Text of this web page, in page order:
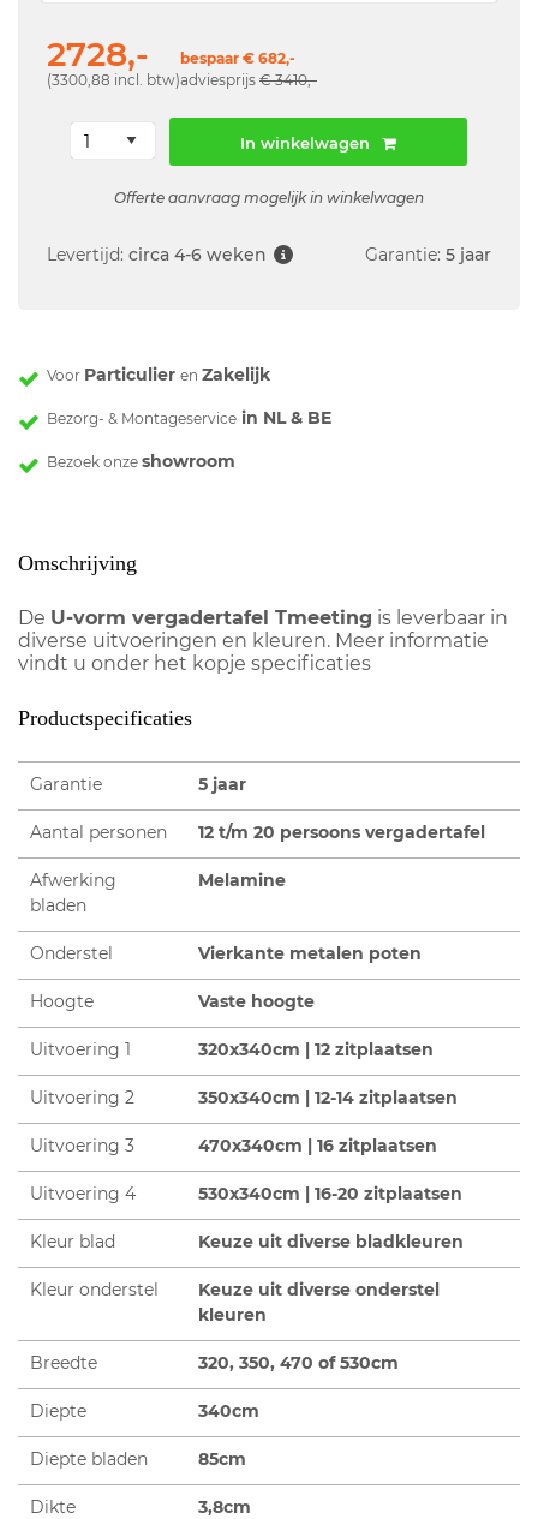
2728,-
(3300,88 incl. btw)
bespaar € 682,-
adviesprijs € 3410,-
In winkelwagen
Offerte aanvraag mogelijk in winkelwagen
Levertijd: circa 4-6 weken Garantie: 5 jaar
Voor Particulier en Zakelijk
Bezorg- & Montageservice in NL & BE
Bezoek onze showroom
Omschrijving
De U-vorm vergadertafel Tmeeting is leverbaar in
diverse uitvoeringen en kleuren. Meer informatie
vindt u onder het kopje specificaties
Productspecificaties
Garantie 5 jaar
Aantal personen 12 t/m 20 persoons vergadertafel
Afwerking
bladen
Melamine
Onderstel Vierkante metalen poten
Hoogte Vaste hoogte
Uitvoering 1 320x340cm | 12 zitplaatsen
Uitvoering 2 350x340cm | 12-14 zitplaatsen
Uitvoering 3 470x340cm | 16 zitplaatsen
Uitvoering 4 530x340cm | 16-20 zitplaatsen
Kleur blad Keuze uit diverse bladkleuren
Kleur onderstel
Keuze uit diverse onderstel
kleuren
Breedte 320, 350, 470 of 530cm
Diepte 340cm
Diepte bladen 85cm
Dikte 3,8cm